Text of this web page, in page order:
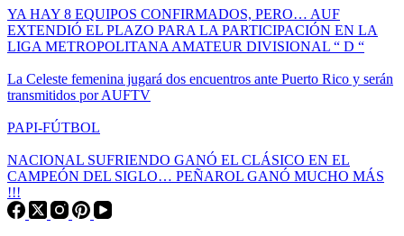
YA HAY 8 EQUIPOS CONFIRMADOS, PERO… AUF
EXTENDIÓ EL PLAZO PARA LA PARTICIPACIÓN EN LA
LIGA METROPOLITANA AMATEUR DIVISIONAL “ D “
La Celeste femenina jugará dos encuentros ante Puerto Rico y serán
transmitidos por AUFTV
PAPI-FÚTBOL
NACIONAL SUFRIENDO GANÓ EL CLÁSICO EN EL
CAMPEÓN DEL SIGLO… PEÑAROL GANÓ MUCHO MÁS
!!!